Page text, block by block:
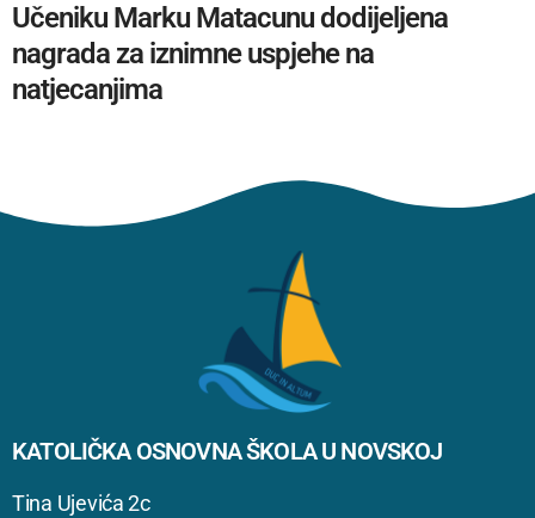
Učeniku Marku Matacunu dodijeljena
nagrada za iznimne uspjehe na
natjecanjima
KATOLIČKA OSNOVNA ŠKOLA U NOVSKOJ
Tina Ujevića 2c